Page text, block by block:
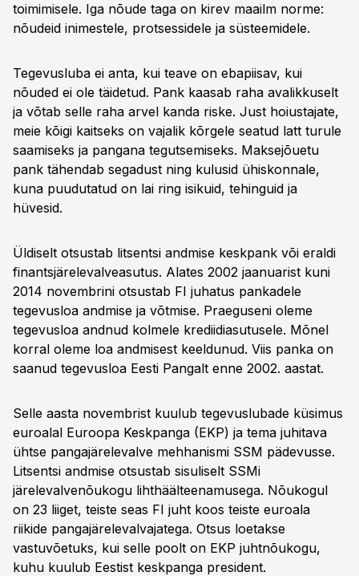
toimimisele. Iga nõude taga on kirev maailm norme:
nõudeid inimestele, protsessidele ja süsteemidele.
Tegevusluba ei anta, kui teave on ebapiisav, kui
nõuded ei ole täidetud. Pank kaasab raha avalikkuselt
ja võtab selle raha arvel kanda riske. Just hoiustajate,
meie kõigi kaitseks on vajalik kõrgele seatud latt turule
saamiseks ja pangana tegutsemiseks. Maksejõuetu
pank tähendab segadust ning kulusid ühiskonnale,
kuna puudutatud on lai ring isikuid, tehinguid ja
hüvesid.
Üldiselt otsustab litsentsi andmise keskpank või eraldi
finantsjärelevalveasutus. Alates 2002 jaanuarist kuni
2014 novembrini otsustab FI juhatus pankadele
tegevusloa andmise ja võtmise. Praeguseni oleme
tegevusloa andnud kolmele krediidiasutusele. Mõnel
korral oleme loa andmisest keeldunud. Viis panka on
saanud tegevusloa Eesti Pangalt enne 2002. aastat.
Selle aasta novembrist kuulub tegevuslubade küsimus
euroalal Euroopa Keskpanga (EKP) ja tema juhitava
ühtse pangajärelevalve mehhanismi SSM pädevusse.
Litsentsi andmise otsustab sisuliselt SSMi
järelevalvenõukogu lihthäälteenamusega. Nõukogul
on 23 liiget, teiste seas FI juht koos teiste euroala
riikide pangajärelevalvajatega. Otsus loetakse
vastuvõetuks, kui selle poolt on EKP juhtnõukogu,
kuhu kuulub Eestist keskpanga president.